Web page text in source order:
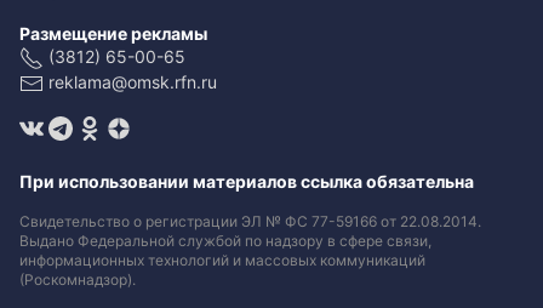
Размещение рекламы
(3812) 65-00-65
reklama@omsk.rfn.ru
При использовании материалов ссылка обязательна
Свидетельство о регистрации ЭЛ № ФС 77-59166 от 22.08.2014.
Выдано Федеральной службой по надзору в сфере связи,
информационных технологий и массовых коммуникаций
(Роскомнадзор).